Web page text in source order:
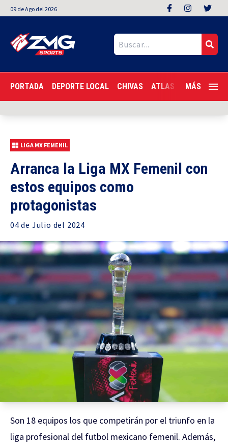
09 deAgo del 2026
PORTADA DEPORTE LOCAL CHIVAS ATLAS LIGA MX
MÁS
LIGA MX FEMENIL
Arranca la Liga MX Femenil con
estos equipos como
protagonistas
04 de Julio del 2024
Son 18 equipos los que competirán por el triunfo en la
liga profesional del futbol mexicano femenil. Además,